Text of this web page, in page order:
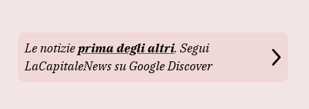
Le notizieprima degli altri. Segui
LaCapitaleNews su Google Discover